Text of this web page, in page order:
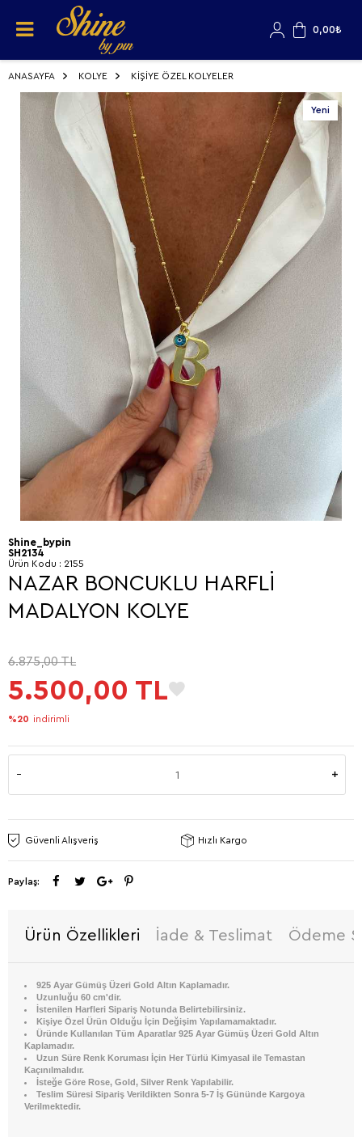
0,00₺
ANASAYFA KOLYE KİŞİYE ÖZEL KOLYELER
Yeni
Shine_bypin
SH2134
Ürün Kodu : 2155
NAZAR BONCUKLU HARFLİ
MADALYON KOLYE
6.875,00TL
5.500,00 TL
%20 indirimli
Güvenli Alışveriş Hızlı Kargo
Paylaş:
Ürün Özellikleri İade & Teslimat Ödeme
925 Ayar Gümüş Üzeri Gold Altın Kaplamadır.
Uzunluğu 60 cm'dir.
İstenilen Harfleri Sipariş Notunda Belirtebilirsiniz.
Kişiye Özel Ürün Olduğu İçin Değişim Yapılamamaktadır.
Üründe Kullanılan Tüm Aparatlar 925 Ayar Gümüş Üzeri Gold Altın
Kaplamadır.
Uzun Süre Renk Koruması İçin Her Türlü Kimyasal ile Temastan
Kaçınılmalıdır.
İsteğe Göre Rose, Gold, Silver Renk Yapılabilir.
Teslim Süresi Sipariş Verildikten Sonra 5-7 İş Gününde Kargoya
Verilmektedir.